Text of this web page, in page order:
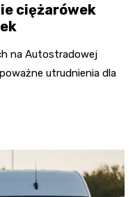
ciężarówek
na Autostradowej
utrudnienia dla